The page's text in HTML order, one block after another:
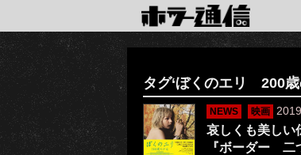
タグ‘ぼくのエリ 200歳
NEWS 映画
哀しくも美し
『ボーダー 二